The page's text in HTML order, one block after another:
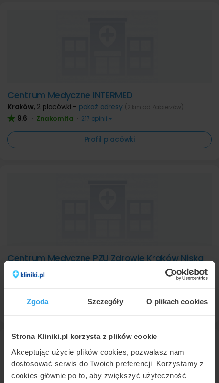
Zgoda Szczegóły O plikach cookies
Strona Kliniki.pl korzysta z plików cookie
Akceptując użycie plików cookies, pozwalasz nam
dostosować serwis do Twoich preferencji. Korzystamy z
cookies głównie po to, aby zwiększyć użyteczność
Centrum Medyczne INTERMED
Kraków, 2 placówki - pokaż adresy (2 km od Zabierzów)
9,6 • Znakomita • 217 opinii
Profil placówki
Centrum Medyczne PZU Zdrowie Kraków Niska
Kraków,ul. Niska 2
Bardzo dobra
Profil placówki